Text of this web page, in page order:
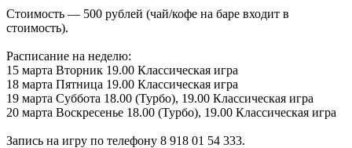
Стоимость — 500 рублей (чай/кофе на баре входит в
стоимость).
Расписание на неделю:
15 марта Вторник 19.00 Классическая игра
18 марта Пятница 19.00 Классическая игра
19 марта Суббота 18.00 (Турбо), 19.00 Классическая игра
20 марта Воскресенье 18.00 (Турбо), 19.00 Классическая игра
Запись на игру по телефону 8 918 01 54 333.